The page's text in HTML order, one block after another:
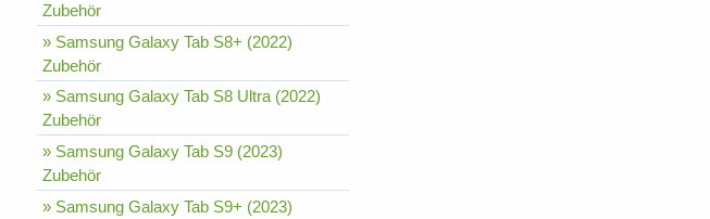
Zubehör
» Samsung Galaxy Tab S8+ (2022)
Zubehör
» Samsung Galaxy Tab S8 Ultra (2022)
Zubehör
» Samsung Galaxy Tab S9 (2023)
Zubehör
» Samsung Galaxy Tab S9+ (2023)